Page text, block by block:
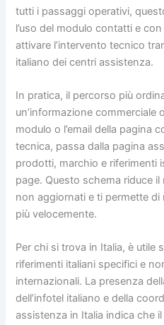
tutti i passaggi operativi,
l’uso del modulo contatti e
attivare l’intervento tecnico
italiano dei centri assistenza.
In pratica, il percorso più
un’informazione commerciale
modulo o l’email della pagina
tecnica, passa dalla pagina
prodotti, marchio e riferimenti
page. Questo schema riduce
non aggiornati e ti permette
più velocemente.
Per chi si trova in Italia, è utile
riferimenti italiani specifici e
internazionali. La presenza
dell’infotel italiano e della
assistenza in Italia indica che